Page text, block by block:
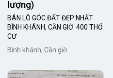
lượng)
BÁN LÔ GÓC ĐẤT ĐẸP NHẤT
BÌNH KHÁNH, CẦN GIỜ. 400 THỔ
CƯ
Bình khánh, Cần giờ